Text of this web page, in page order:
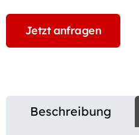
Jetzt anfragen
Beschreibung